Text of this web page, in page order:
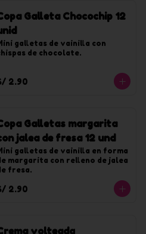
Galleta Chocochip 12
galletas de vainilla con
de chocolate.
2.90
Galletas margarita
jalea de fresa 12 und
galletas de vainilla en forma
margarita con relleno de jalea
fresa.
2.90
volteada